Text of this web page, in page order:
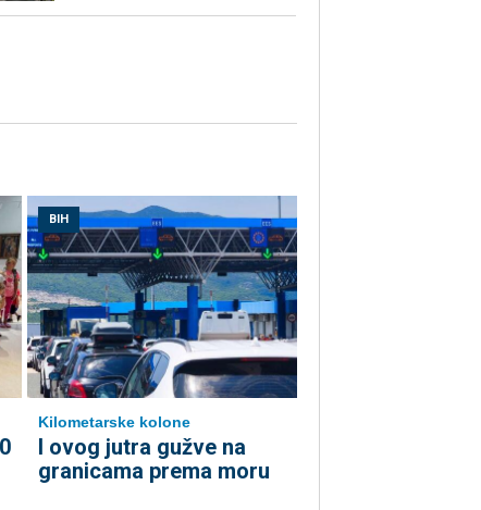
BIH
Kilometarske kolone
I ovog jutra gužve na
granicama prema moru